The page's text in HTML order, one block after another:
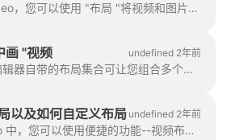
有了 Wave.video，您可以使用 "布局 "将视频和图片制作成精美的拼贴画。布局由各种网格和遮罩组成，这些网格和遮罩可用于制作拼贴画。
画 "视频 undefined 2年前
Wave.video 编辑器自带的布局集合可让您组合多个视频片段或图片。如果您想创建 "画中画 "视频，您可以使用 Wave.Video 编辑器。
以及如何自定义布局 undefined 2年前
在 Wave.video 中，您可以使用便捷的功能--视频布局--创建自己的视频拼贴。视频布局是显示视觉元素的一种方式。